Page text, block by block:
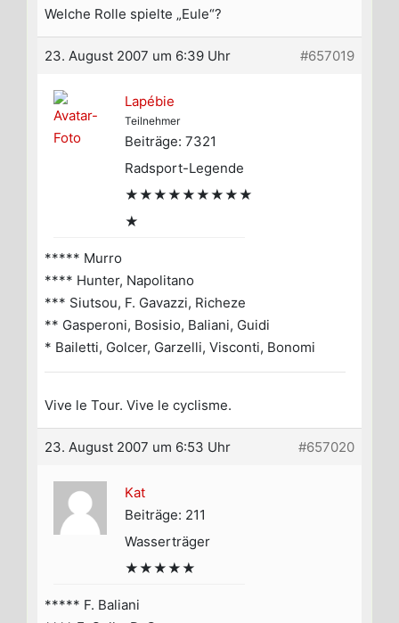
Welche Rolle spielte „Eule“?
23. August 2007 um 6:39 Uhr #657019
Lapébie
Teilnehmer
Beiträge: 7321
Radsport-Legende
★★★★★★★★★
★
***** Murro
**** Hunter, Napolitano
*** Siutsou, F. Gavazzi, Richeze
** Gasperoni, Bosisio, Baliani, Guidi
* Bailetti, Golcer, Garzelli, Visconti, Bonomi
Vive le Tour. Vive le cyclisme.
23. August 2007 um 6:53 Uhr #657020
Kat
Beiträge: 211
Wasserträger
★★★★★
***** F. Baliani